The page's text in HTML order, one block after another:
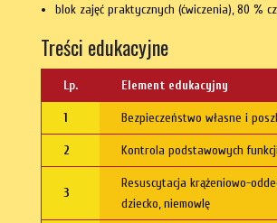
blok zajęć praktycznych (ćwiczenia), 80 %
Treści edukacyjne
Lp. Element edukacyjny
1 Bezpieczeństwo własne i
2 Kontrola podstawowych
3
Resuscytacja krążeniowo-
dziecko, niemowlę